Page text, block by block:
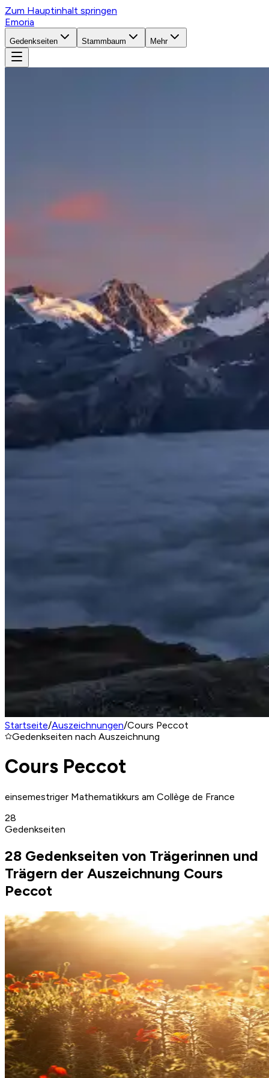
Zum Hauptinhalt springen
Emoria
Gedenkseiten Stammbaum Mehr
Startseite/Auszeichnungen/Cours Peccot
Gedenkseiten nach Auszeichnung
Cours Peccot
einsemestriger Mathematikkurs am Collège de France
28
Gedenkseiten
28 Gedenkseiten von Trägerinnen und
Trägern der Auszeichnung Cours
Peccot